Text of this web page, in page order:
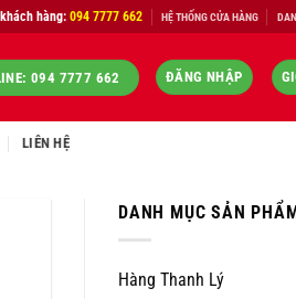
hàng:094 7777 662 HỆ THỐNG CỬA HÀNG
094 7777 662 ĐĂNG NHẬP
LIÊN HỆ
DANH MỤC SẢN
Hàng Thanh Lý